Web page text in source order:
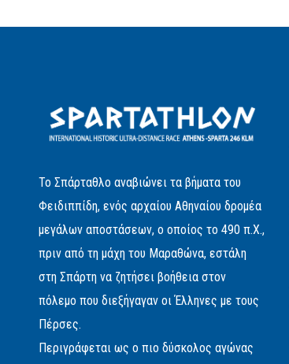
Το Σπάρταθλο αναβιώνει τα βήματα του
Φειδιππίδη, ενός αρχαίου Αθηναίου δρομέα
μεγάλων αποστάσεων, ο οποίος το 490 π.Χ.,
πριν από τη μάχη του Μαραθώνα, εστάλη
στη Σπάρτη να ζητήσει βοήθεια στον
πόλεμο που διεξήγαγαν οι Έλληνες με τους
Πέρσες.
Περιγράφεται ως ο πιο δύσκολος αγώνας